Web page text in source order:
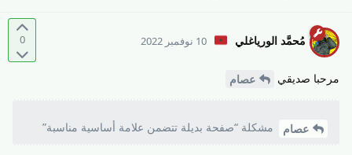
0 مُحمَّد الورياغلي 10 نوفمبر 2022
مرحبا صديقي عصام
عصام مشكلة “صفحة بديلة تتضمن علامة أساسية مناسبة”